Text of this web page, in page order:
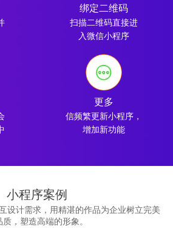
绑定二维码
扫描二维码直接进
入微信小程序
更多
信频繁更新小程序，
增加新功能
小程序案例
设计需求，用精湛的作品为企业树立完美
质，塑造高端的形象。